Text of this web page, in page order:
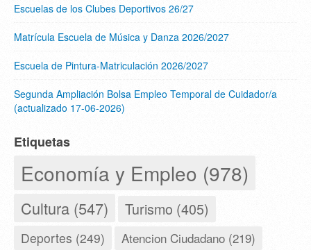
Escuelas de los Clubes Deportivos 26/27
Matrícula Escuela de Música y Danza 2026/2027
Escuela de Pintura-Matriculación 2026/2027
Segunda Ampliación Bolsa Empleo Temporal de Cuidador/a
(actualizado 17-06-2026)
Etiquetas
Economía y Empleo (978)
Cultura (547) Turismo (405)
Deportes (249) Atencion Ciudadano (219)